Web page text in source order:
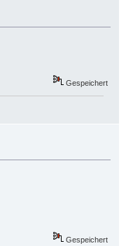
Gespeichert
Gespeichert